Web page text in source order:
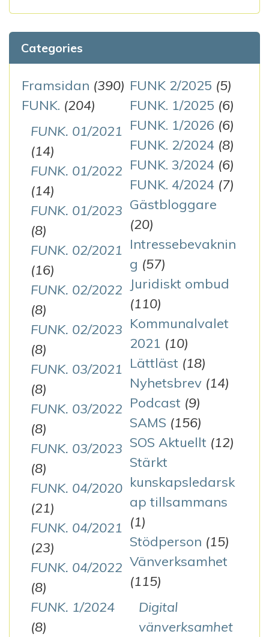
Categories
Framsidan (390) FUNK 2/2025 (5)
FUNK. (204)
FUNK. 01/2021
(14)
FUNK. 01/2022
(14)
FUNK. 01/2023
(8)
FUNK. 02/2021
(16)
FUNK. 02/2022
(8)
FUNK. 02/2023
(8)
FUNK. 03/2021
(8)
FUNK. 03/2022
(8)
FUNK. 03/2023
(8)
FUNK. 04/2020
(21)
FUNK. 04/2021
(23)
FUNK. 04/2022
(8)
FUNK. 1/2024
(8)
FUNK. 1/2025 (6)
FUNK. 1/2026 (6)
FUNK. 2/2024 (8)
FUNK. 3/2024 (6)
FUNK. 4/2024 (7)
Gästbloggare
(20)
Intressebevaknin
g (57)
Juridiskt ombud
(110)
Kommunalvalet
2021 (10)
Lättläst (18)
Nyhetsbrev (14)
Podcast (9)
SAMS (156)
SOS Aktuellt (12)
Stärkt
kunskapsledarsk
ap tillsammans
(1)
Stödperson (15)
Vänverksamhet
(115)
Digital
vänverksamhet